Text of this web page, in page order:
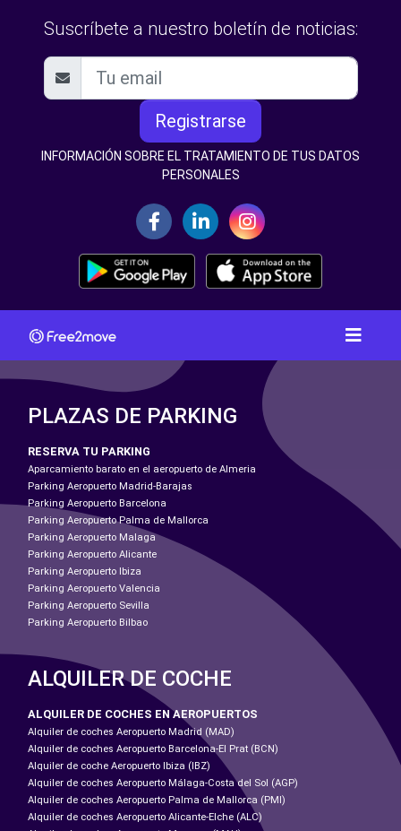
Suscríbete a nuestro boletín de noticias:
Registrarse
INFORMACIÓN SOBRE EL TRATAMIENTO DE TUS DATOS
PERSONALES
PLAZAS DE PARKING
RESERVA TU PARKING
Aparcamiento barato en el aeropuerto de Almeria
Parking Aeropuerto Madrid-Barajas
Parking Aeropuerto Barcelona
Parking Aeropuerto Palma de Mallorca
Parking Aeropuerto Malaga
Parking Aeropuerto Alicante
Parking Aeropuerto Ibiza
Parking Aeropuerto Valencia
Parking Aeropuerto Sevilla
Parking Aeropuerto Bilbao
ALQUILER DE COCHE
ALQUILER DE COCHES EN AEROPUERTOS
Alquiler de coches Aeropuerto Madrid (MAD)
Alquiler de coches Aeropuerto Barcelona-El Prat (BCN)
Alquiler de coche Aeropuerto Ibiza (IBZ)
Alquiler de coches Aeropuerto Málaga-Costa del Sol (AGP)
Alquiler de coches Aeropuerto Palma de Mallorca (PMI)
Alquiler de coches Aeropuerto Alicante-Elche (ALC)